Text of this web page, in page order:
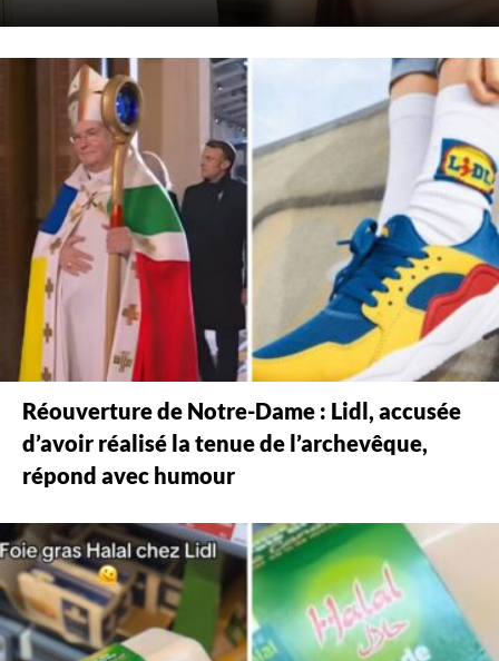
Réouverture de Notre-Dame : Lidl, accusée
d’avoir réalisé la tenue de l’archevêque,
répond avec humour